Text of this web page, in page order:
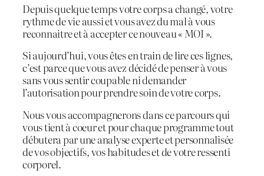
Depuis quelque temps votre corps a changé, votre
rythme de vie aussi et vous avez du mal à vous
reconnaitre et à accepter ce nouveau « MOI ».
Si aujourd’hui, vous êtes en train de lire ces lignes,
c’est parce que vous avez décidé de penser à vous
sans vous sentir coupable ni demander
l’autorisation pour prendre soin de votre corps.
Nous vous accompagnerons dans ce parcours qui
vous tient à coeur et pour chaque programme tout
débutera par une analyse experte et personnalisée
de vos objectifs, vos habitudes et de votre ressenti
corporel.